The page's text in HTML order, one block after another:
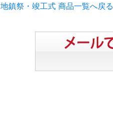
地鎮祭・竣工式 商品一覧へ戻る